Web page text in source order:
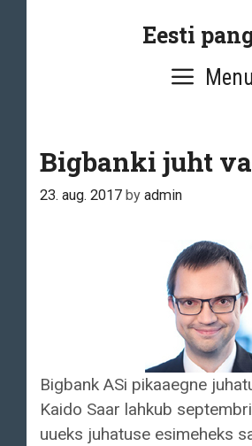
Eesti
Menu
Bigbanki juht
23. aug. 2017 by admin
Bigbank ASi pikaaegne
Kaido Saar lahkub
uueks juhatuse esimeheks